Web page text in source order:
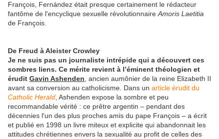
François, Fernández était presque certainement le rédacteur
fantôme de l'encyclique sexuelle révolutionnaire Amoris Laetitia
de François.
De Freud à Aleister Crowley
Je ne suis pas un journaliste intrépide qui a découvert ces
sombres liens. Ce mérite revient à l’éminent théologien et
érudit Gavin Ashenden , ancien aumônier de la reine Elizabeth II
avant sa conversion au catholicisme. Dans un article érudit du
Catholic Herald , Ashenden expose la sombre et peu
recommandable vérité : ce prêtre argentin – pendant des
décennies l'un des plus proches amis du pape François – a écrit
et publié en 1998 un livre miteux et explicite qui abandonnait les
attitudes chrétiennes envers la sexualité au profit de celles des